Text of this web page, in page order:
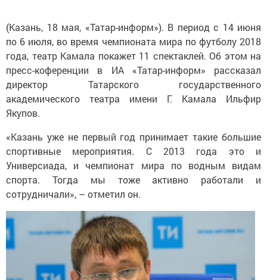
(Казань, 18 мая, «Татар-информ»). В период с 14 июня
по 6 июля, во время чемпионата мира по футболу 2018
года, театр Камала покажет 11 спектаклей. Об этом на
пресс-коференции в ИА «Татар-информ» рассказал
директор Татарского государственного
академического театра имени Г. Камала Ильфир
Якупов.
«Казань уже не первый год принимает такие большие
спортивные мероприятия. С 2013 года это и
Универсиада, и чемпионат мира по водным видам
спорта. Тогда мы тоже активно работали и
сотрудничали», – отметил он.